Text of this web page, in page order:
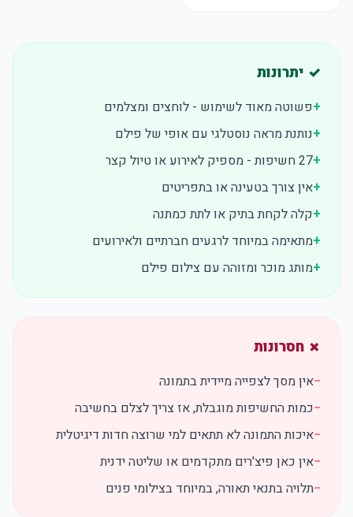
✓ יתרונות
+פשוטה מאוד לשימוש - לוחצים ומצלמים
+נותנת מראה נוסטלגי עם אופי של פילם
+27 חשיפות - מספיק לאירוע או טיול קצר
+אין צורך בטעינה או בתפריטים
+קלה לקחת בתיק או לתת כמתנה
+מתאימה במיוחד לרגעים חברתיים ולאירועים
+מותג מוכר ומזוהה עם צילום פילם
✗ חסרונות
−אין מסך לצפייה מיידית בתמונה
−כמות החשיפות מוגבלת, אז צריך לצלם בחשיבה
−איכות התמונה לא תתאים למי שרוצה חדות דיגיטלית
−אין כאן פיצ'רים מתקדמים או שליטה ידנית
−תלויה בתנאי תאורה, במיוחד בצילומי פנים